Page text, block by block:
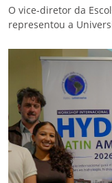
O vice-diretor da
representou a